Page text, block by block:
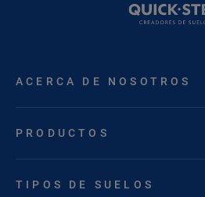
ACERCA DE NOSOTROS
PRODUCTOS
TIPOS DE SUELOS